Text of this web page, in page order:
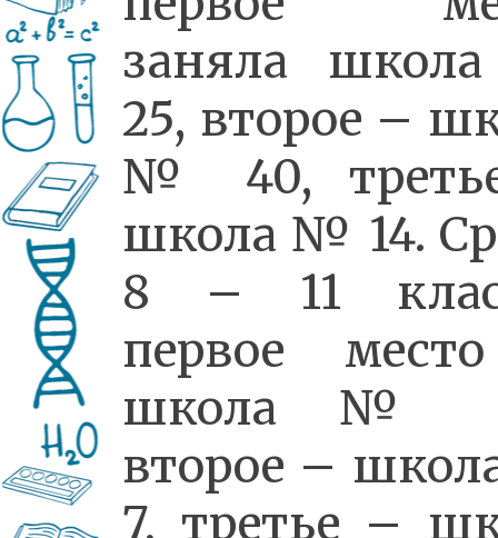
заняла
25, второе –
№ 40,
школа № 14.
8 – 11
первое
школа №
второе –
7, третье –